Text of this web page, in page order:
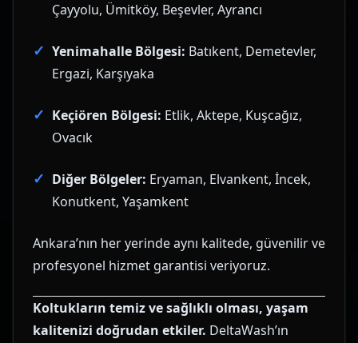
Çayyolu, Ümitköy, Beşevler, Ayrancı
Yenimahalle Bölgesi: Batıkent, Demetevler,
Ergazi, Karşıyaka
Keçiören Bölgesi: Etlik, Aktepe, Kuşcağız,
Ovacık
Diğer Bölgeler: Eryaman, Elvankent, İncek,
Konutkent, Yaşamkent
Ankara’nın her yerinde aynı kalitede, güvenilir ve
profesyonel hizmet garantisi veriyoruz.
Koltukların temiz ve sağlıklı olması, yaşam
kalitenizi doğrudan etkiler. DeltaWash’ın